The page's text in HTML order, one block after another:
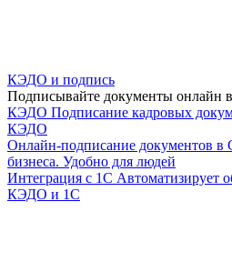
КЭДО и подпись
Подписывайте документы онлайн
КЭДО Подписание кадровых
КЭДО
Онлайн-подписание документов в
бизнеса. Удобно для людей
Интеграция с 1С Автоматизирует
КЭДО и 1С